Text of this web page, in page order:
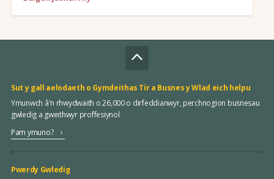
Sut y gall aelodaeth o Gymdeithas Tir a Busnes y Wlad eich helpu
Ymunwch â'n rhwydwaith o 26,000 o dirfeddianwyr, perchnogion busnesau
gwledig a gweithwyr proffesiynol
Pam ymuno?
Pwerdy Gwledig